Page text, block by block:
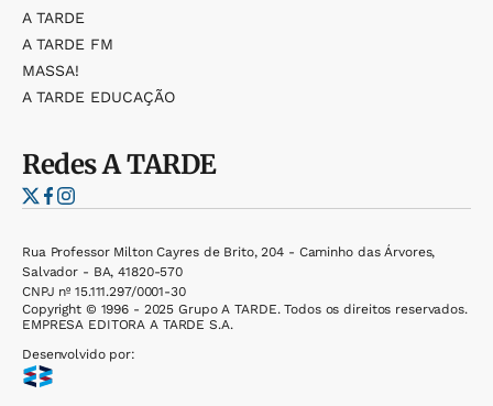
A TARDE
A TARDE FM
MASSA!
A TARDE EDUCAÇÃO
RedesA TARDE
Rua Professor Milton Cayres de Brito, 204 - Caminho das Árvores,
Salvador - BA, 41820-570
CNPJ nº 15.111.297/0001-30
Copyright © 1996 - 2025 Grupo A TARDE. Todos os direitos reservados.
EMPRESA EDITORA A TARDE S.A.
Desenvolvido por: